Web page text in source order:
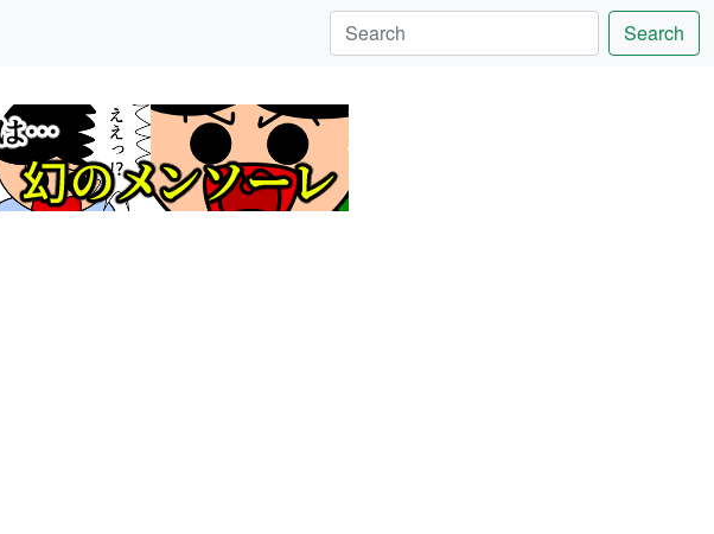
Search